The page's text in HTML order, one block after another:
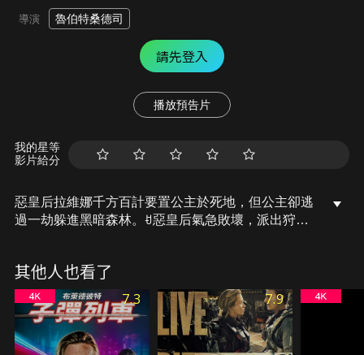
導演 魯伯特桑德司
請先登入
播放預告片
我的星等
影片給分
惡皇后拉維娜千方百計要置公主於死地，但公主卻逃
過一劫躲進黑暗森林。ꀀ惡皇后氣急敗壞，派出狩獵
甚至能威脅皇后的地位。
其他人也看了
7.3 7.9